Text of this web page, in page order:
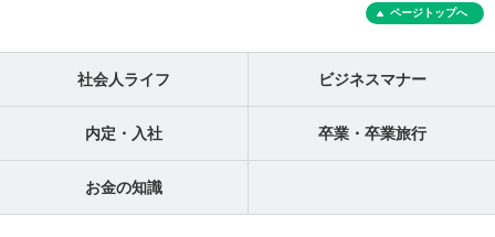
ページトップへ
社会人ライフ ビジネスマナー
内定・入社 卒業・卒業旅行
お金の知識